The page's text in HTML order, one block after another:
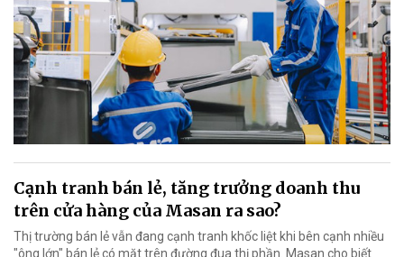
Cạnh tranh bán lẻ, tăng trưởng doanh thu
trên cửa hàng của Masan ra sao?
Thị trường bán lẻ vẫn đang cạnh tranh khốc liệt khi bên cạnh nhiều
"ông lớn" bán lẻ có mặt trên đường đua thị phần. Masan cho biết